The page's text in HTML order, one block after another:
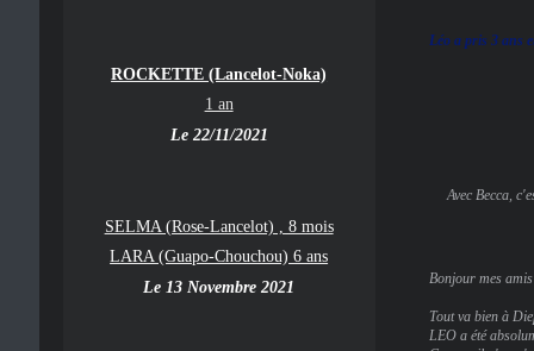
Léo a pris 3 ans
Avec Becca,
Bonjour mes
Tout va bien à
LEO a été
ROCKETTE (Lancelot-Noka)
1 an
Le 22/11/2021
SELMA (Rose-Lancelot) , 8 mois
LARA (Guapo-Chouchou) 6 ans
Le 13 Novembre 2021